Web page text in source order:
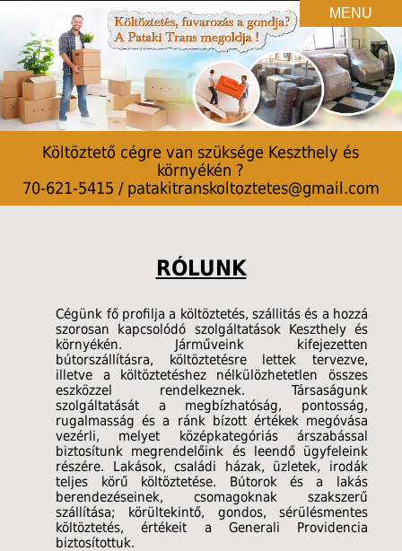
MENU
Költöztető cégre van szüksége Keszthely és
környékén ?
70-621-5415 / patakitranskoltoztetes@gmail.com
RÓLUNK
Cégünk fő profilja a költöztetés, szállitás és a hozzá
szorosan kapcsolódó szolgáltatások Keszthely és
környékén. Járműveink kifejezetten
bútorszállításra, költöztetésre lettek tervezve,
illetve a költöztetéshez nélkülözhetetlen összes
eszközzel rendelkeznek. Társaságunk
szolgáltatását a megbízhatóság, pontosság,
rugalmasság és a ránk bízott értékek megóvása
vezérli, melyet középkategóriás árszabással
biztosítunk megrendelőink és leendő ügyfeleink
részére. Lakások, családi házak, üzletek, irodák
teljes körű költöztetése. Bútorok és a lakás
berendezéseinek, csomagoknak szakszerű
szállítása; körültekintő, gondos, sérülésmentes
költöztetés, értékeit a Generali Providencia
biztosítottuk.